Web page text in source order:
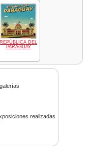
REPÚBLICA DEL
PARAGUAY
realizadas